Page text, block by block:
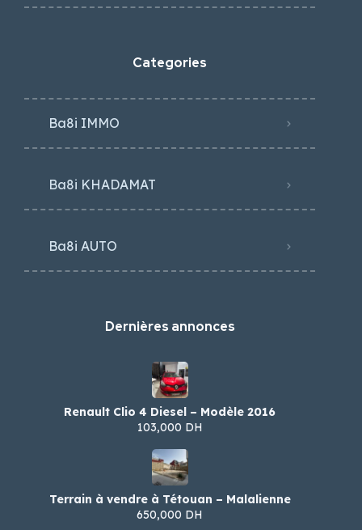
Categories
Ba8i IMMO
Ba8i KHADAMAT
Ba8i AUTO
Dernières annonces
Renault Clio 4 Diesel – Modèle 2016
103,000 DH
Terrain à vendre à Tétouan – Malalienne
650,000 DH